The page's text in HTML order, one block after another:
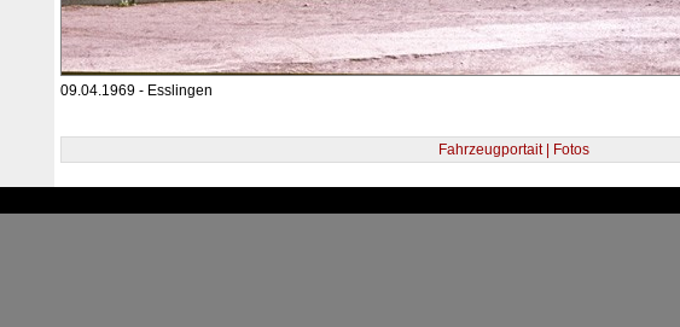
09.04.1969 - Esslingen
Fahrzeugportait | Fotos